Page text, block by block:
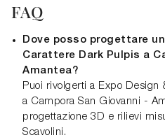
FAQ
Dove posso progettare
Carattere Dark Pulpis a
Amantea?
Puoi rivolgerti a Expo Design
a Campora San Giovanni -
progettazione 3D e rilievi
Scavolini.